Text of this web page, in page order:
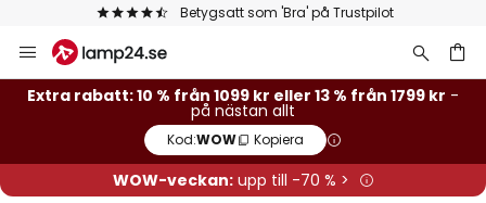
Betygsatt som 'Bra' på Trustpilot
Hoppa
till
innehållet
Extra rabatt: 10 % från 1099 kr eller 13 % från 1799 kr -
på nästan allt
Kod:WOW Kopiera
WOW-veckan:upp till -70 % >